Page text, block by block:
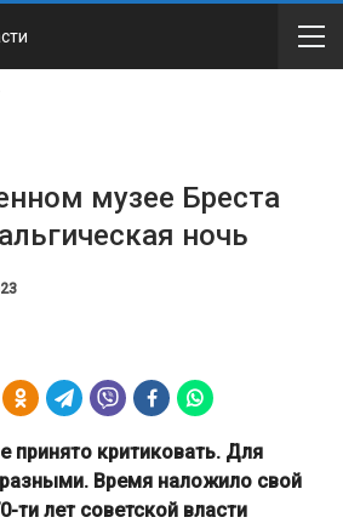
музее Бреста
ночь
принято критиковать. Для
Время наложило свой
ти лет советской власти